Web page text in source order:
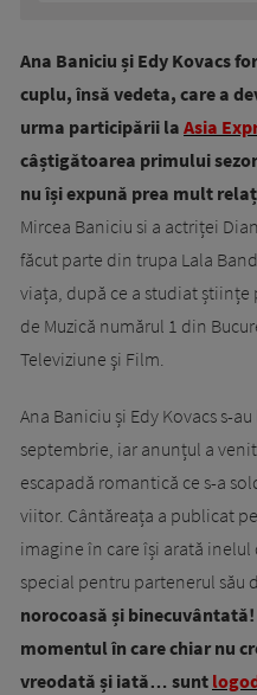
Ana Baniciu și Edy Kovacs
cuplu, însă vedeta, care a
urma participării la Asia
câștigătoarea primului
nu își expună prea mult
Mircea Baniciu si a actriței
făcut parte din trupa Lala
viața, după ce a studiat
de Muzică numărul 1 din
Televiziune şi Film.
Ana Baniciu și Edy Kovacs s-
septembrie, iar anunțul a
escapadă romantică ce s-a
viitor. Cântăreața a publicat
imagine în care își arată
special pentru partenerul său
norocoasă și
momentul în care chiar nu
vreodată și iată… sunt